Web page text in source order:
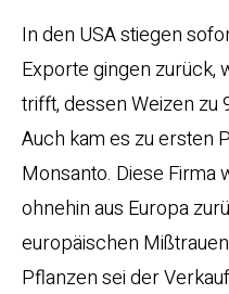
In den USA stiegen
Exporte gingen zurück,
trifft, dessen Weizen zu
Auch kam es zu ersten
Monsanto. Diese Firma
ohnehin aus Europa
europäischen
Pflanzen sei der